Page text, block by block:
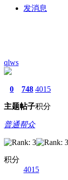
发消息
qlws
0
主题
748
帖子
4015
积分
普通帮众
积分
4015